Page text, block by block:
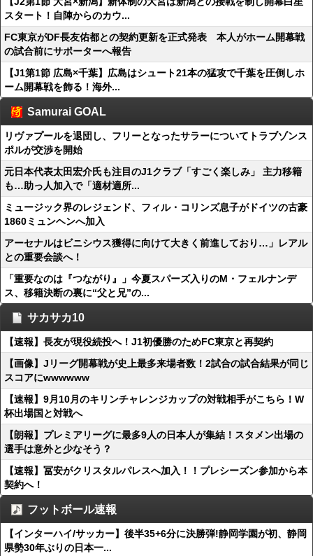
スタート！自陣からのカウ...
FC東京がDF長友佑都との契約更新を正式発表 本人がホーム開幕戦
の試合前にサポーターへ報告
【J1第1節 広島×千葉】広島はシュート21本の猛攻で千葉を圧倒しホ
ーム開幕戦を飾る！海外...
Samurai GOAL
リヴァプールを退団し、フリーとなったサラーについてトラブゾンス
ポルが交渉を開始
元日本代表太田宏介氏も注目のJ1クラブ「すごく楽しみ」 主力移籍
も…助っ人加入で「適材適所...
ミュージック界のレジェンド、フィル・コリンズ息子がドイツの古豪
1860ミュンヘンへ加入
アーセナルはビニシウス獲得に向けて大きく前進しており…」レアル
との重要会談へ！
「重要なのは『つながり』」今夏スパーズ入りのM・フェルナンデ
ス、移籍決断の裏に“父と兄”の...
サカサカ10
【速報】長友が現役続投へ！J1初優勝のためFC東京と再契約
【画像】Jリーグ開幕戦が史上最多来場者数！2試合の試合結果が同じ
スコアにwwwwww
【速報】9月10月のキリンチャレンジカップの対戦相手がこちら！W
杯出場国と対戦へ
【朗報】プレミアリーグに最多9人の日本人が集結！スタメン出場の
選手は意外と少なそう？
【速報】冨安がクリスタルパレスへ加入！！プレシーズン参加から本
契約へ！
フットボール速報
【インターハイ/サッカー】後半35+6分に決勝弾!静岡学園が初、静岡
県勢30年ぶりの日本一...